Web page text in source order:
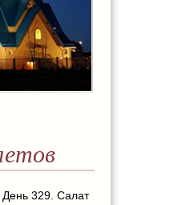
День 329. Салат